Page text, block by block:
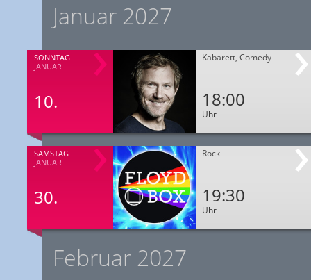
Januar 2027
SONNTAG
JANUAR
10.
Kabarett, Comedy
18:00
Uhr
SAMSTAG
JANUAR
30.
Rock
19:30
Uhr
Februar 2027